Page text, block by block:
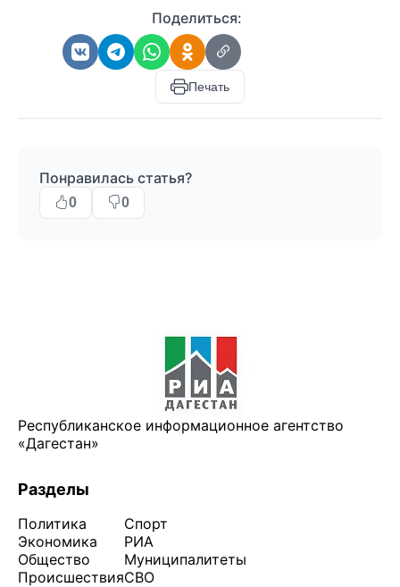
Поделиться:
Печать
Понравилась статья?
0 0
Республиканское информационное агентство
«Дагестан»
Разделы
Политика
Экономика
Общество
Происшествия
Спорт
РИА
Муниципалитеты
СВО